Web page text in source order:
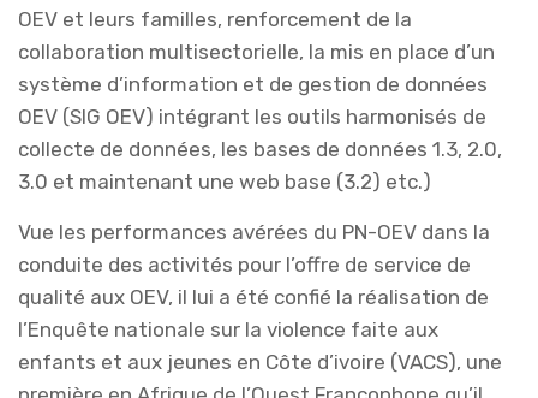
OEV et leurs familles, renforcement de la
collaboration multisectorielle, la mis en place d’un
système d’information et de gestion de données
OEV (SIG OEV) intégrant les outils harmonisés de
collecte de données, les bases de données 1.3, 2.0,
3.0 et maintenant une web base (3.2) etc.)
Vue les performances avérées du PN-OEV dans la
conduite des activités pour l’offre de service de
qualité aux OEV, il lui a été confié la réalisation de
l’Enquête nationale sur la violence faite aux
enfants et aux jeunes en Côte d’ivoire (VACS), une